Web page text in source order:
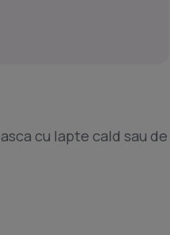
cu lapte cald sau de